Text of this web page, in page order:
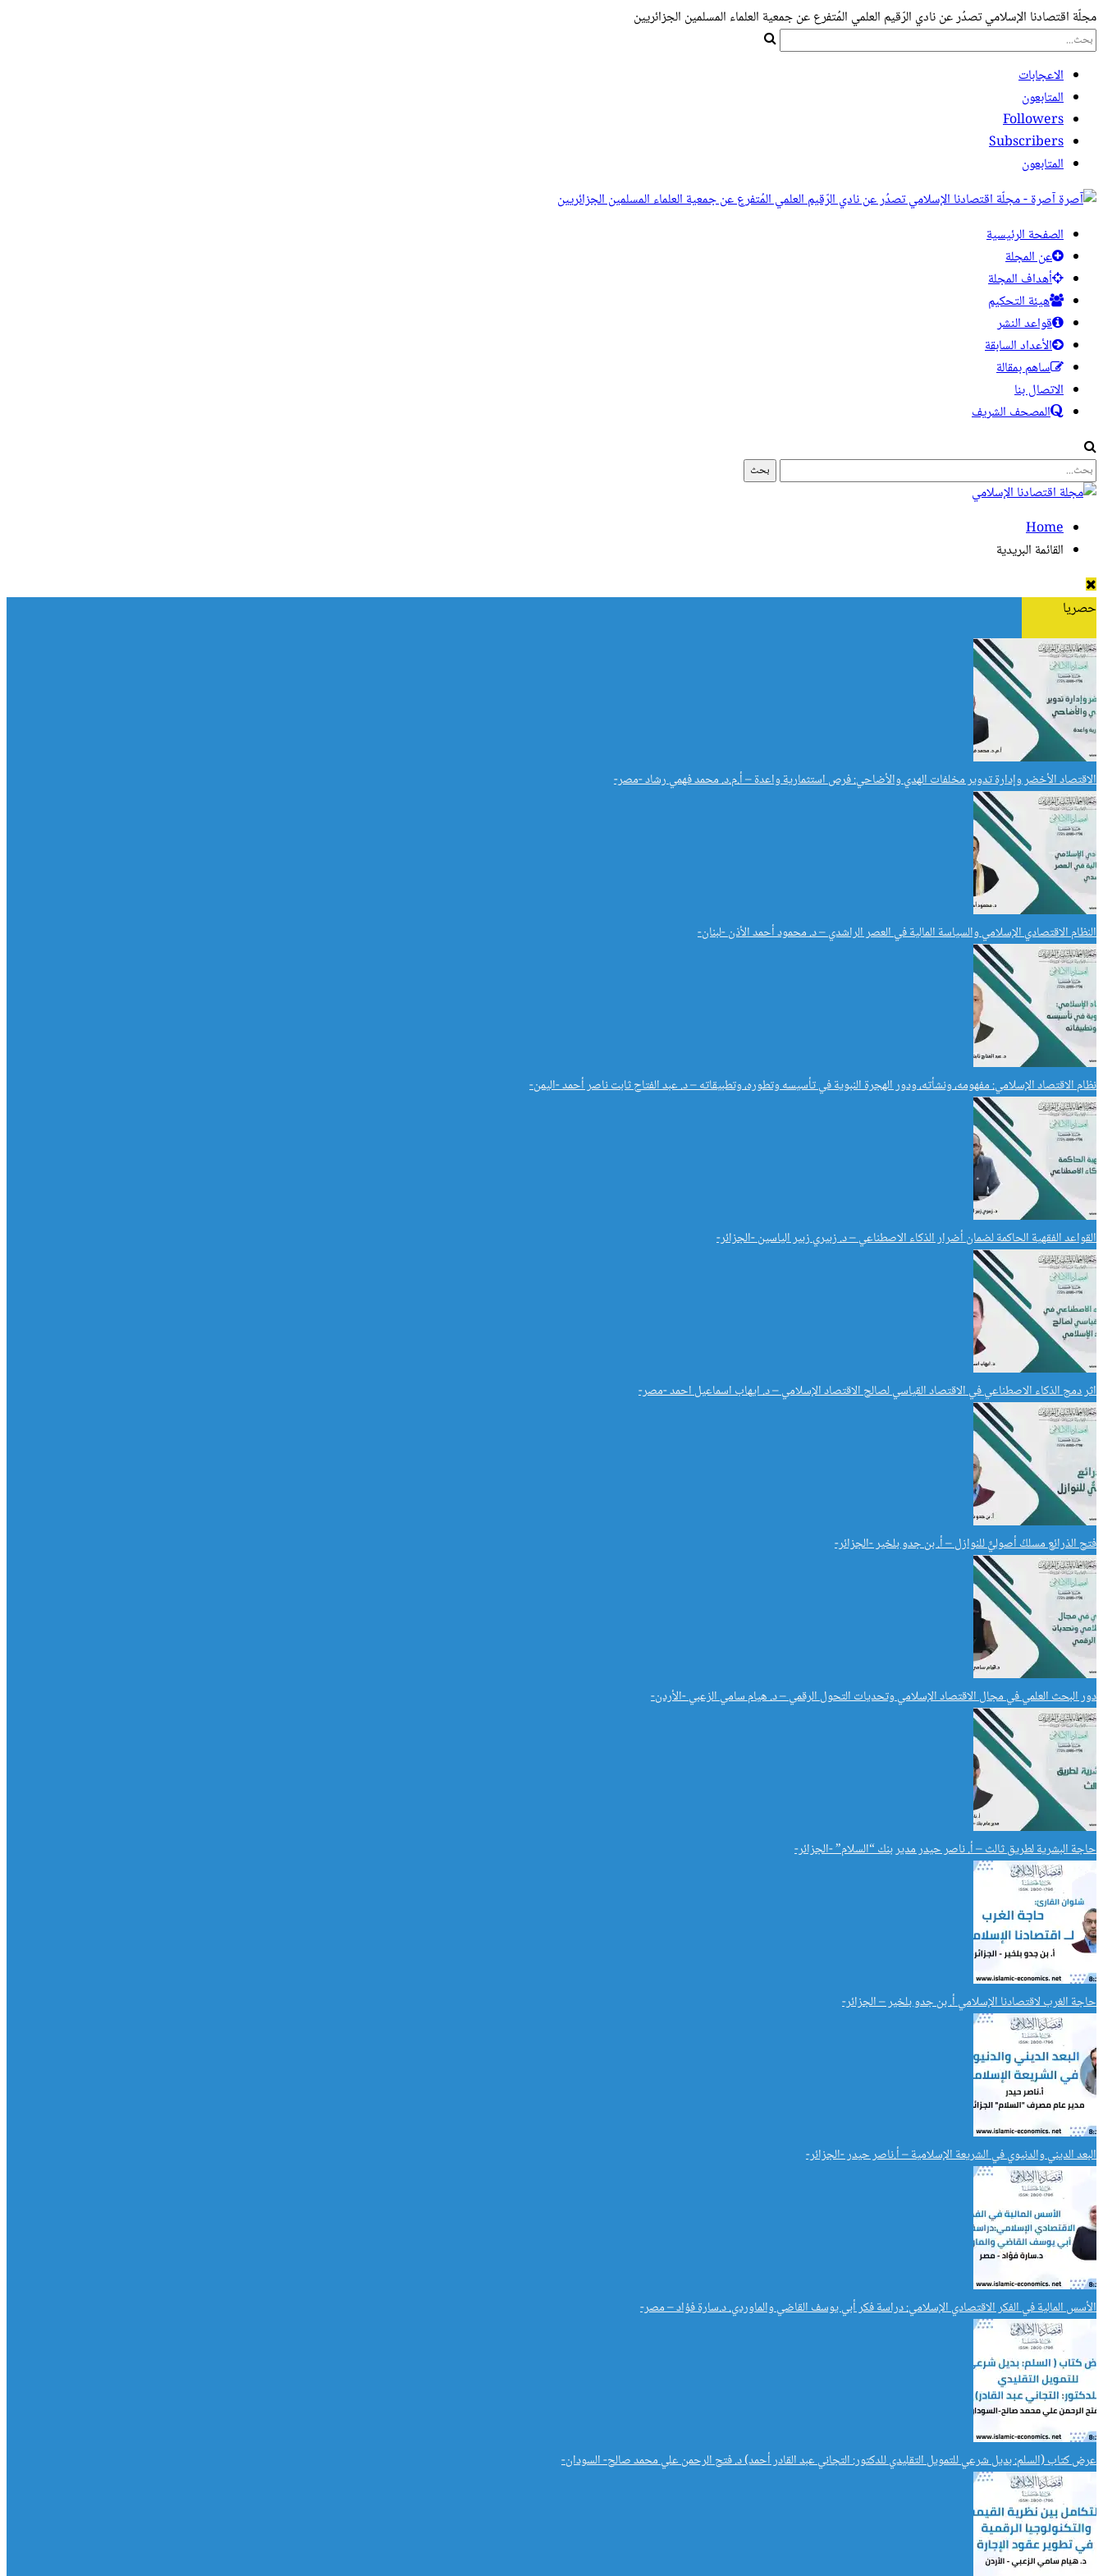
مجلّة اقتصادنا الإسلامي تصدُر عن نادي الرّقيم العلمي المُتفرع عن جمعية العلماء المسلمين الجزائريين
الاعجابات
المتابعون
Followers
Subscribers
المتابعون
آصرة - مجلّة اقتصادنا الإسلامي تصدُر عن نادي الرّقيم العلمي المُتفرع عن جمعية العلماء المسلمين الجزائريين
الصفحة الرئيسية
عن المجلة
أهداف المجلة
هيئة التحكيم
قواعد النشر
الأعداد السابقة
ساهم بمقالة
الاتصال بنا
المصحف الشريف
Home
القائمة البريدية
حصريا
الاقتصاد الأخضر وإدارة تدوير مخلفات الهدي والأضاحي: فرص استثمارية واعدة – أ.م.د. محمد فهمي رشاد -مصر-
النظام الاقتصادي الإسلامي والسياسة المالية في العصر الراشدي – د. محمود أحمد الأذن -لبنان-
نظام الاقتصاد الإسلامي: مفهومه، ونشأته، ودور الهجرة النبوية في تأسيسه وتطوره، وتطبيقاته – د. عبد الفتاح ثابت ناصر أحمد -اليمن-
القواعد الفقهية الحاكمة لضمان أضرار الذكاء الاصطناعي – د. زبيري زبير الياسين -الجزائر-
اثر دمج الذكاء الاصطناعي في الاقتصاد القياسي لصالح الاقتصاد الإسلامي – د. ايهاب اسماعيل احمد -مصر-
فتح الذرائع مسلكُ أصوليٌّ للنوازل – أ. بن جدو بلخير -الجزائر-
دور البحث العلمي في مجال الاقتصاد الإسلامي وتحديات التحول الرقمي – د. هيام سامي الزعبي -الأردن-
حاجة البشرية لطريق ثالث – أ. ناصر حيدر مدير بنك “السلام” -الجزائر-
حاجة الغرب لاقتصادنا الإسلامي أ. بن جدو بلخير – الجزائر-
البعد الديني والدنيوي في الشريعة الإسلامية – أ.ناصر حيدر -الجزائر-
الأسس المالية في الفكر الاقتصادي الإسلامي: دراسة فكر أبي يوسف القاضي والماوردي. د.سارة فؤاد – مصر-
عرض كتاب (السلم: بديل شرعي للتمويل التقليدي للدكتور: التجاني عبد القادر أحمد) د. فتح الرحمن علي محمد صالح- السودان-